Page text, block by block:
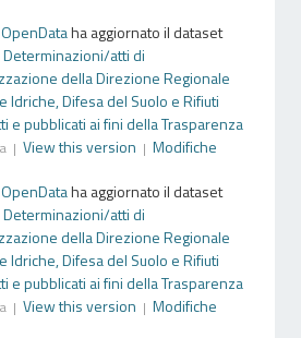
ha aggiornato il dataset
Determinazioni/atti di
della Direzione Regionale
Idriche, Difesa del Suolo e Rifiuti
e pubblicati ai fini della Trasparenza
| View this version | Modifiche
ha aggiornato il dataset
Determinazioni/atti di
della Direzione Regionale
Idriche, Difesa del Suolo e Rifiuti
e pubblicati ai fini della Trasparenza
| View this version | Modifiche